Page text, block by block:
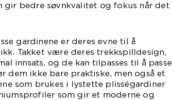
gir bedre søvnkvalitet og fokus når det
gardinene er deres evne til å
Takket være deres trekkspilldesign,
innsats, og de kan tilpasses til å passe
dem ikke bare praktiske, men også et
som brukes i lystette plisségardiner
som gir et moderne og